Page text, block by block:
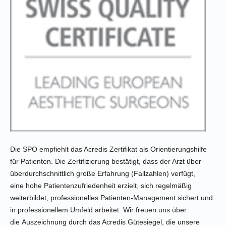
Die SPO empfiehlt das Acredis Zertifikat als Orientierungshilfe
für Patienten. Die Zertifizierung bestätigt, dass der Arzt über
überdurchschnittlich große Erfahrung (Fallzahlen) verfügt,
eine hohe Patientenzufriedenheit erzielt, sich regelmäßig
weiterbildet, professionelles Patienten-Management sichert und
in professionellem Umfeld arbeitet. Wir freuen uns über
die Auszeichnung durch das Acredis Gütesiegel, die unsere